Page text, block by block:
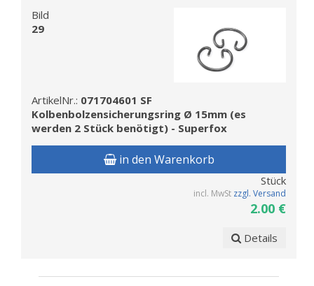
Bild
29
ArtikelNr.: 071704601 SF
Kolbenbolzensicherungsring Ø 15mm (es
werden 2 Stück benötigt) - Superfox
in den Warenkorb
Stück
incl. MwSt zzgl. Versand
2.00 €
Details